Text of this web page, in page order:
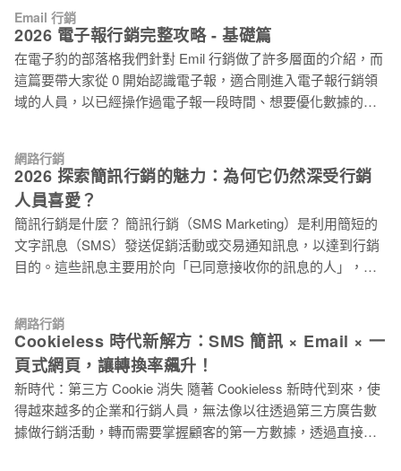
蒐集網路上的相關資訊，不斷充實店家的 Google 商家檔案內
容。 常見的 Google 商家可分為「餐飲業、零售業
己獨立的電子郵件網域名稱，像是
newsletter@yourcompany.com。相較於使用一般的免費郵件網
域（例如 Gmail、Yahoo、Hotmail 等），Email 專屬網域可以
幫助企業在電子報行銷中脫穎而出。 以下是品牌使用專屬
Email 網域進行電子報行銷的五大優點： 一、提高到達率 在電
Yahoo、Hotmail 等，作為寄件信箱來發送郵件，很容易遭遇到
達率偏低的問題。特別是今年 2 月以後，Gmail 與 Yahoo 對於
寄件者使用的信箱，有更嚴謹的寄送規範。 由於免費信箱常被
濫用於發送垃圾郵件，因此郵件服務供應商（如Gmail、
Outlook）對其發出的郵件信任度較低，比較容易
Email 行銷
2026 電子報行銷完整攻略 - 基礎篇
在電子豹的部落格我們針對 Emil 行銷做了許多層面的介紹，而
這篇要帶大家從 0 開始認識電子報，適合剛進入電子報行銷領
域的人員，以已經操作過電子報一段時間、想要優化數據的，
有機會觸碰到 Email 行銷，此文會循序漸進的告訴你：為什麼
產品行銷需要用到 Email 電子報、如何正確地使用製作電子報
設計工具、欣賞好的行銷案例…。 什麼是電子報？ 許多人聽到
電子報行銷（又稱 EDM 行銷、Email 行銷）時，心中可能會有
著 OS：現在都什麼時代了，誰還在看電子報？雖然被許多行銷
人員忽略，但電子報行銷是所有行銷管道中 ROI（投資回報
牌的體質更為強健，透過活用各種管道，才能接觸到不同層面
的消費者。除了促銷，電子報還有許多型態，包括歡迎信、針
對購物車未結帳行銷、緊急通知等等。 而電子報跟 Line,
Facebook, Google 廣告有什麼
網路行銷
2026 探索簡訊行銷的魅力：為何它仍然深受行銷
人員喜愛？
簡訊行銷是什麼？ 簡訊行銷（SMS Marketing）是利用簡短的
文字訊息（SMS）發送促銷活動或交易通知訊息，以達到行銷
目的。這些訊息主要用於向「已同意接收你的訊息的人」，向
區分為 2 種類型： 簡訊種類行銷型簡訊（Campaigns）通知型
簡訊（Transactional） 目的宣傳廣告活動傳遞交易訊息 特性以
「一對多」的方式群發由特定事件或行為觸發的「一對一」訊
息 情境促銷廣告宣傳，例如優惠券、限時折扣等。舉辦線上或
線下活動宣傳，如活動詳情、活動提醒、更新、取消等。寄送
網路購物的訂單確認、出貨通知等，這些訊息是向個人傳達，
網路行銷
Cookieless 時代新解方：SMS 簡訊 × Email × 一
頁式網頁，讓轉換率飆升！
新時代：第三方 Cookie 消失 隨著 Cookieless 新時代到來，使
得越來越多的企業和行銷人員，無法像以往透過第三方廣告數
據做行銷活動，轉而需要掌握顧客的第一方數據，透過直接管